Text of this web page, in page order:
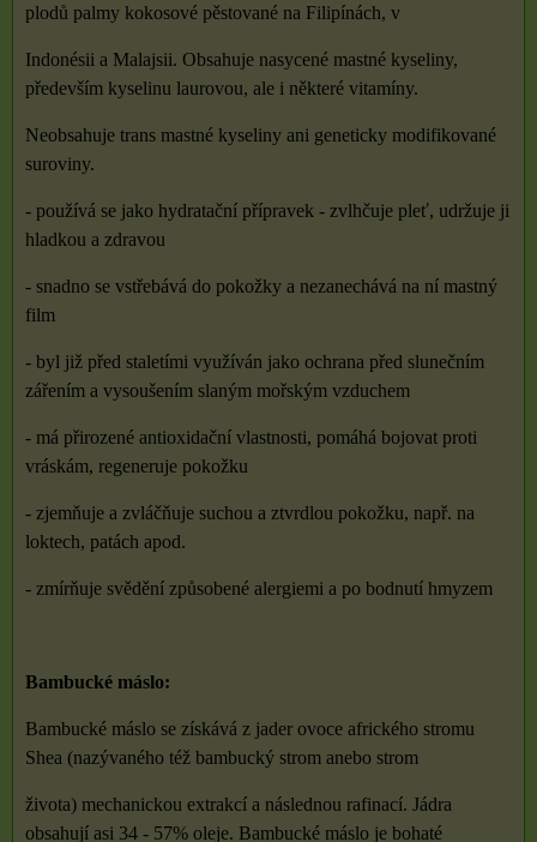
plodů palmy kokosové pěstované na Filipínách, v
Indonésii a Malajsii. Obsahuje nasycené mastné kyseliny,
především kyselinu laurovou, ale i některé vitamíny.
Neobsahuje trans mastné kyseliny ani geneticky modifikované
suroviny.
- používá se jako hydratační přípravek - zvlhčuje pleť, udržuje ji
hladkou a zdravou
- snadno se vstřebává do pokožky a nezanechává na ní mastný
film
- byl již před staletími využíván jako ochrana před slunečním
zářením a vysoušením slaným mořským vzduchem
- má přirozené antioxidační vlastnosti, pomáhá bojovat proti
vráskám, regeneruje pokožku
- zjemňuje a zvláčňuje suchou a ztvrdlou pokožku, např. na
loktech, patách apod.
- zmírňuje svědění způsobené alergiemi a po bodnutí hmyzem
Bambucké máslo:
Bambucké máslo se získává z jader ovoce afrického stromu
Shea (nazývaného též bambucký strom anebo strom
života) mechanickou extrakcí a následnou rafinací. Jádra
obsahují asi 34 - 57% oleje. Bambucké máslo je bohaté